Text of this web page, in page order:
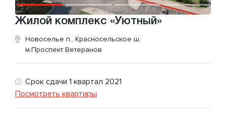
Жилой комплекс «Уютный»
Новоселье п., Красносельское ш.
м.Проспект Ветеранов
Срок сдачи 1 квартал 2021
Посмотреть квартиры